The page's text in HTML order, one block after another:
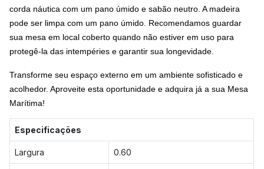
corda náutica com um pano úmido e sabão neutro. A madeira
pode ser limpa com um pano úmido. Recomendamos guardar
sua mesa em local coberto quando não estiver em uso para
protegê-la das intempéries e garantir sua longevidade.
Transforme seu espaço externo em um ambiente sofisticado e
acolhedor. Aproveite esta oportunidade e adquira já a sua Mesa
Marítima!
Especificações
Largura 0.60